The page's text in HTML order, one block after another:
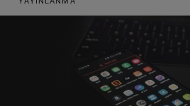
FOTO GALERİ
VIDEO GALERİ
ALGEMENE VOORWAARDEN